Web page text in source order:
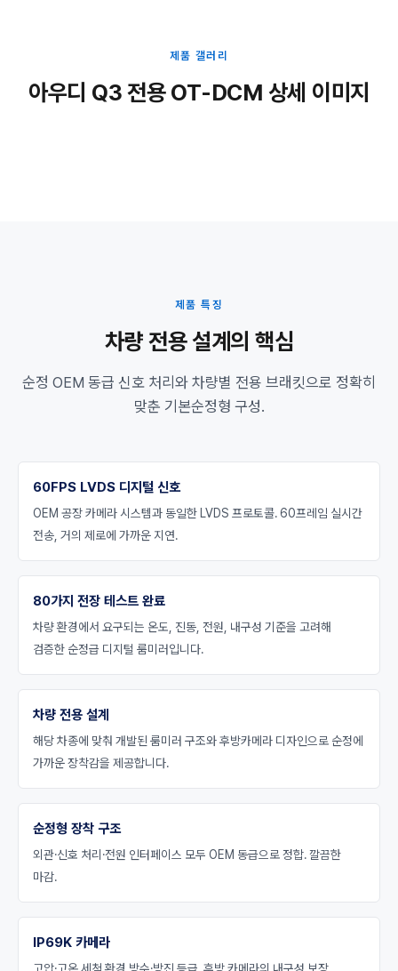
제품 갤러리
아우디 Q3 전용 OT-DCM 상세 이미지
제품 특징
차량 전용 설계의 핵심
순정 OEM 동급 신호 처리와 차량별 전용 브래킷으로 정확히
맞춘 기본순정형 구성.
60FPS LVDS 디지털 신호
OEM 공장 카메라 시스템과 동일한 LVDS 프로토콜. 60프레임 실시간
전송, 거의 제로에 가까운 지연.
80가지 전장 테스트 완료
차량 환경에서 요구되는 온도, 진동, 전원, 내구성 기준을 고려해
검증한 순정급 디지털 룸미러입니다.
차량 전용 설계
해당 차종에 맞춰 개발된 룸미러 구조와 후방카메라 디자인으로 순정에
가까운 장착감을 제공합니다.
순정형 장착 구조
외관·신호 처리·전원 인터페이스 모두 OEM 동급으로 정합. 깔끔한
마감.
IP69K 카메라